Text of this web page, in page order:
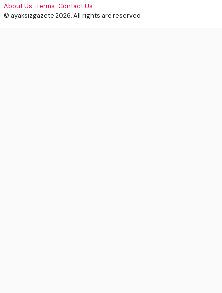
About Us ·Terms ·Contact Us
© ayaksizgazete 2026. All rights are reserved